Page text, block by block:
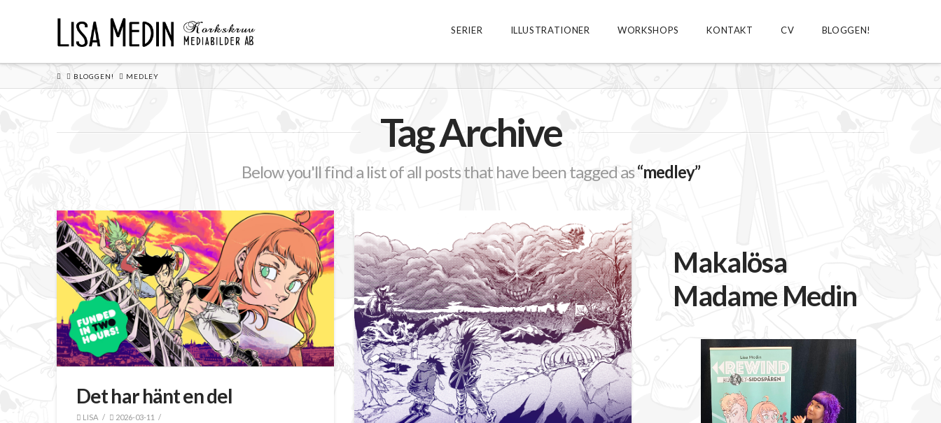
SERIER ILLUSTRATIONER WORKSHOPS KONTAKT CV BLOGGEN!
HOMEBLOGGEN! MEDLEY
Tag Archive
Below you'll find a list of all posts that have been tagged as“medley”
Det har hänt en del
LISA
2026-03-11
Makalösa
Madame Medin